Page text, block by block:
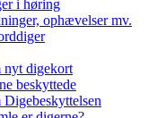
i høring
ophævelser mv.
nyt digekort
beskyttede